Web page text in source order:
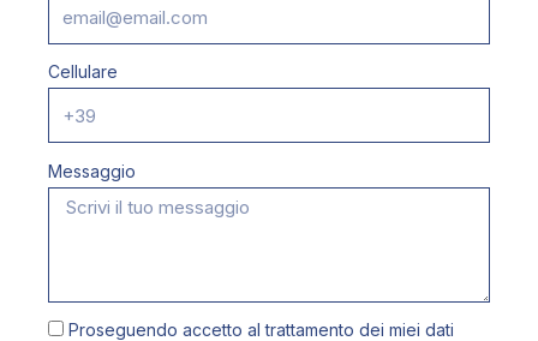
Cellulare
Messaggio
Proseguendo accetto al trattamento dei miei dati